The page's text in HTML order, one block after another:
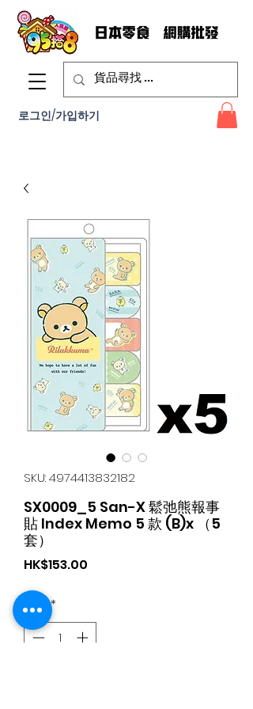
로그인/가입하기
SKU: 4974413832182
SX0009_5 San-X 鬆弛熊報事
貼 Index Memo 5 款 (B)x （5
套）
HK$153.00
수량 *